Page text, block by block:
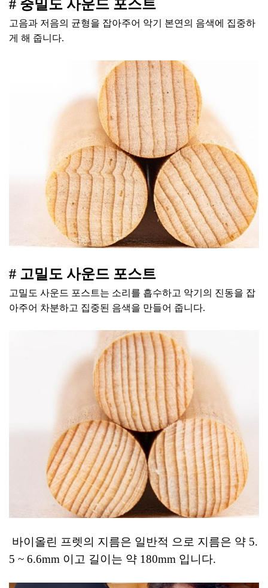
# 중밀도 사운드 포스트
고음과 저음의 균형을 잡아주어 악기 본연의 음색에 집중하
게 해 줍니다.
# 고밀도 사운드 포스트
고밀도 사운드 포스트는 소리를 흡수하고 악기의 진동을 잡
아주어 차분하고 집중된 음색을 만들어 줍니다.
바이올린 프렛의 지름은 일반적 으로 지름은 약 5.
5 ~ 6.6mm 이고 길이는 약 180mm 입니다.